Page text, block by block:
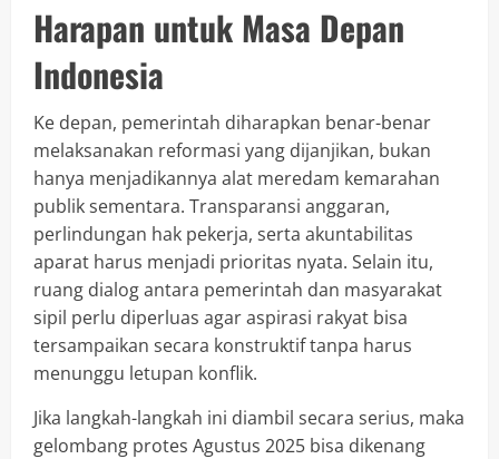
Harapan untuk Masa Depan
Indonesia
Ke depan, pemerintah diharapkan benar-benar
melaksanakan reformasi yang dijanjikan, bukan
hanya menjadikannya alat meredam kemarahan
publik sementara. Transparansi anggaran,
perlindungan hak pekerja, serta akuntabilitas
aparat harus menjadi prioritas nyata. Selain itu,
ruang dialog antara pemerintah dan masyarakat
sipil perlu diperluas agar aspirasi rakyat bisa
tersampaikan secara konstruktif tanpa harus
menunggu letupan konflik.
Jika langkah-langkah ini diambil secara serius, maka
gelombang protes Agustus 2025 bisa dikenang